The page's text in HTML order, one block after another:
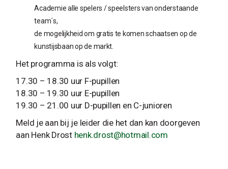
Academie alle spelers / speelsters van onderstaande
team´s,
de mogelijkheid om gratis te komen schaatsen op de
kunstijsbaan op de markt.
Het programma is als volgt:
17.30 – 18.30 uur F-pupillen
18.30 – 19.30 uur E-pupillen
19.30 – 21.00 uur D-pupillen en C-junioren
Meld je aan bij je leider die het dan kan doorgeven
aan Henk Drost henk.drost@hotmail.com